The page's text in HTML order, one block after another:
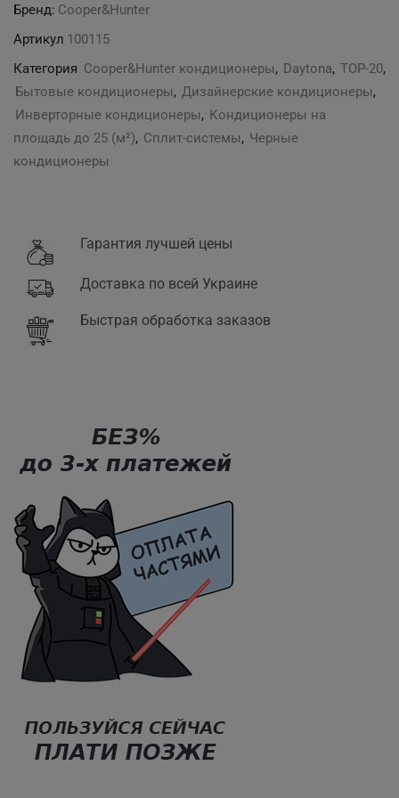
S09FTXD2-
BL
Бренд: Cooper&Hunter
Артикул 100115
Категория Cooper&Hunter кондиционеры, Daytona, TOP-20,
Бытовые кондиционеры, Дизайнерские кондиционеры,
Инверторные кондиционеры, Кондиционеры на
площадь до 25 (м²), Сплит-системы, Черные
кондиционеры
Гарантия лучшей цены
Доставка по всей Украине
Быстрая обработка заказов